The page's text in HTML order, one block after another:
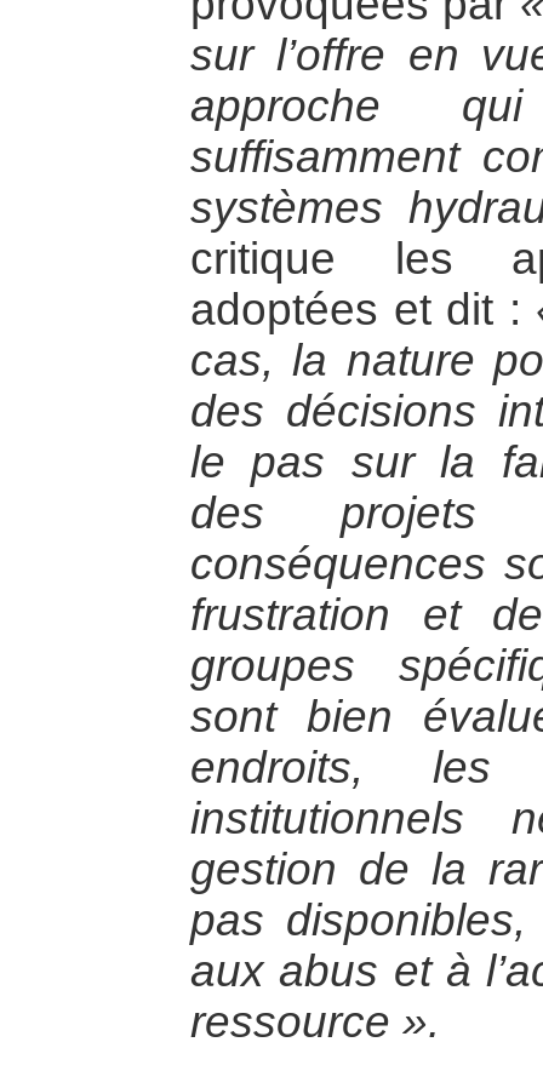
sur l’offre en
approche
suffisamment
systèmes
critique les
adoptées et dit :
cas, la nature
des décisions
le pas sur la
des projets
conséquences
frustration et
groupes
sont bien
endroits,
institutionnels
gestion de la
pas
aux abus et à
ressource ».